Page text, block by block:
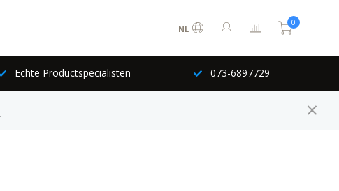
NL
0
Echte Productspecialisten 073-6897729